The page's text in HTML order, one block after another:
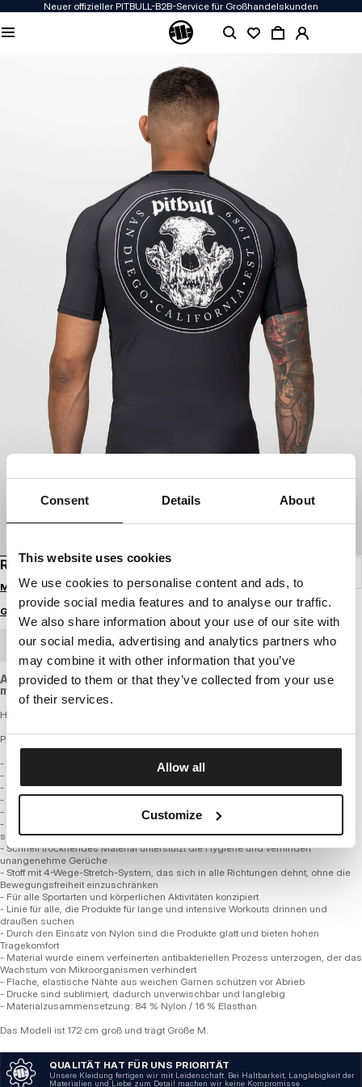
Consent Details About
This website uses cookies
We use cookies to personalise content and ads, to
provide social media features and to analyse our traffic.
We also share information about your use of our site with
our social media, advertising and analytics partners who
may combine it with other information that you’ve
provided to them or that they’ve collected from your use
of their services.
Allow all
Customize
Neuer offizieller PITBULL-B2B-Service für Großhandelskunden
RASHGUARD SCHÄDEL-LOGO
Melde dich an, um Preise zu sehen
Größenratgeber
GROSSHANDELSBESTELLUNG
A form-fitting training T-shirt made of flexible, quick-drying
material.
Herren Rashguard - SKULL LOGO
PERFORMANCE PRO + SERIE
- Figurbetonter Schnitt
- Raglanärmel
- Seitliche Mesh-Einsätze für verbesserte Luftzirkulation
- T-Shirt aus hochwertigen Polyamidfasern mit Zugabe von elastischem Garn
- Deutlich verfeinerte Stoffmischung im Vergleich zu gängigen Marktprodukten
- Thermoaktiv und atmungsaktiv, leitet die Wärme perfekt von der Haut ab und
sorgt für ein angenehmes Frischegefühl
- Schnell trocknendes Material unterstützt die Hygiene und verhindert
unangenehme Gerüche
- Stoff mit 4-Wege-Stretch-System, das sich in alle Richtungen dehnt, ohne die
Bewegungsfreiheit einzuschränken
- Für alle Sportarten und körperlichen Aktivitäten konzipiert
- Linie für alle, die Produkte für lange und intensive Workouts drinnen und
draußen suchen
- Durch den Einsatz von Nylon sind die Produkte glatt und bieten hohen
Tragekomfort
- Material wurde einem verfeinerten antibakteriellen Prozess unterzogen, der das
Wachstum von Mikroorganismen verhindert
- Flache, elastische Nähte aus weichen Garnen schützen vor Abrieb
- Drucke sind sublimiert, dadurch unverwischbar und langlebig
- Materialzusammensetzung: 84 % Nylon / 16 % Elasthan
Das Modell ist 172 cm groß und trägt Größe M.
QUALITÄT HAT FÜR UNS PRIORITÄT
Unsere Kleidung fertigen wir mit Leidenschaft. Bei Haltbarkeit, Langlebigkeit der
Materialien und Liebe zum Detail machen wir keine Kompromisse.